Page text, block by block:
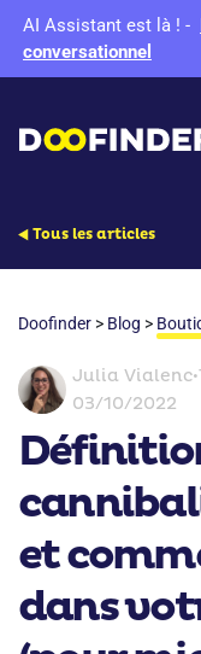
AI Assistant est là ! -
conversationnel
Tous les articles
Doofinder > Blog >
Julia Vialenc•
03/10/2022
et
dans